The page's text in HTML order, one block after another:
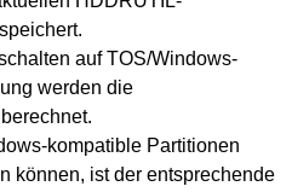
auf TOS/Windows-
werden die
kompatible Partitionen
können, ist der entsprechende